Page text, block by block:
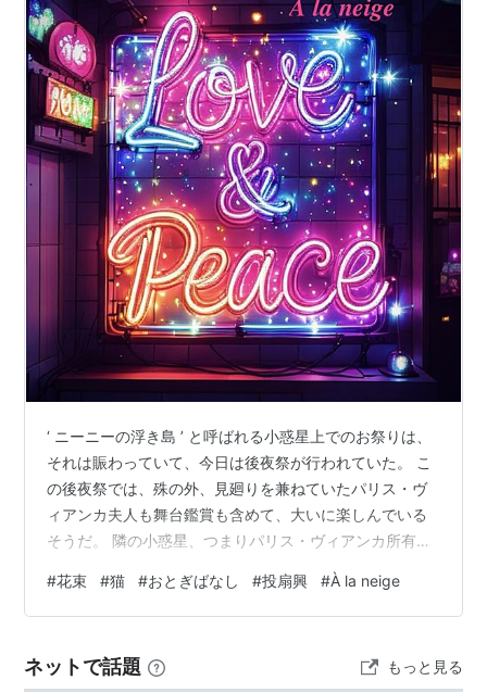
コツリで1点減点。台を倒せば野分で20点の減点とな
る。
関連サイト
投扇興研究室
投扇興の見立て
‘ ニーニーの浮き島 ’ と呼ばれる小惑星上でのお祭りは、
それは賑わっていて、今日は後夜祭が行われていた。 こ
の後夜祭では、殊の外、見廻りを兼ねていたパリス・ヴ
ィアンカ夫人も舞台鑑賞も含めて、大いに楽しんでいる
そうだ。 隣の小惑星、つまりパリス・ヴィアンカ所有の
ーの浮き島 ’ 小惑星上での大きなお祭りは、後夜祭の日を
迎えて、いよいよ盛り上がりを見せている。 オロル・サ
ス・ヴィアンカの宇宙船に乗りこめて、この ‘ ニーニーの
#花束 #猫 #おとぎばなし #投扇興 #À la neige
ネットで話題 もっと見る